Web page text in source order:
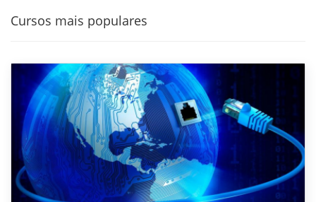
Cursos mais populares